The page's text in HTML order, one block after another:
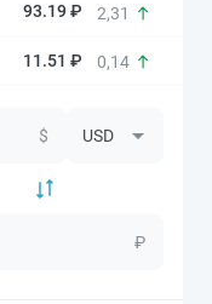
93.19 ₽ 2,31
11.51 ₽ 0,14
$
₽